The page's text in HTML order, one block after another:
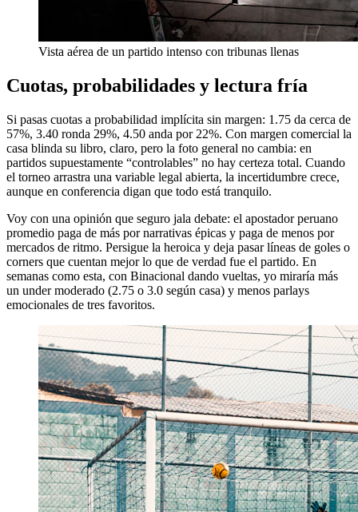
Vista aérea de un partido intenso con tribunas llenas
Cuotas, probabilidades y lectura fría
Si pasas cuotas a probabilidad implícita sin margen: 1.75 da cerca de
57%, 3.40 ronda 29%, 4.50 anda por 22%. Con margen comercial la
casa blinda su libro, claro, pero la foto general no cambia: en
partidos supuestamente “controlables” no hay certeza total. Cuando
el torneo arrastra una variable legal abierta, la incertidumbre crece,
aunque en conferencia digan que todo está tranquilo.
Voy con una opinión que seguro jala debate: el apostador peruano
promedio paga de más por narrativas épicas y paga de menos por
mercados de ritmo. Persigue la heroica y deja pasar líneas de goles o
corners que cuentan mejor lo que de verdad fue el partido. En
semanas como esta, con Binacional dando vueltas, yo miraría más
un under moderado (2.75 o 3.0 según casa) y menos parlays
emocionales de tres favoritos.